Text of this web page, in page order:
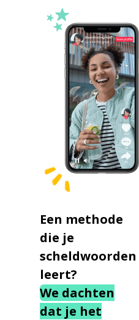
Een methode
die je
scheldwoorden
leert?
We dachten
dat je het